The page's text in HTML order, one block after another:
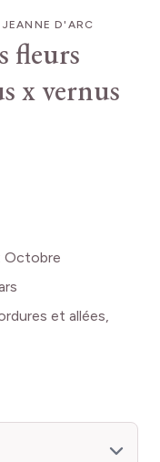
D'ARC
fleurs
x vernus
Octobre
et allées,